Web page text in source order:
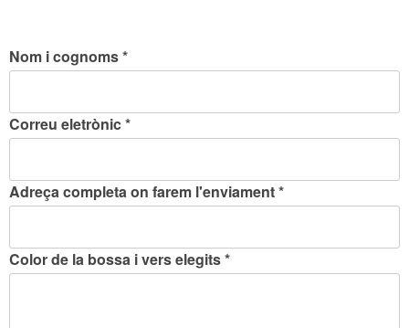
Nom i cognoms *
Correu eletrònic *
Adreça completa on farem l'enviament *
Color de la bossa i vers elegits *